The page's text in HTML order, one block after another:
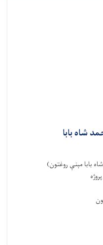
شاه بابا
بابا مېنې روغتون)
پروژه